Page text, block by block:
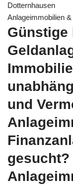
Dotternhausen
Anlageimmobilien
Günstige
und